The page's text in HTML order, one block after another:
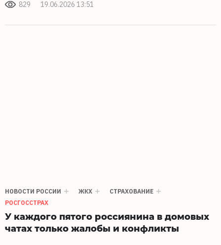
829 19.06.2026 13:51
НОВОСТИ РОССИИ ЖКХ
СТРАХОВАНИЕ
РОСГОССТРАХ
У каждого пятого россиянина в домовых
чатах только жалобы и конфликты